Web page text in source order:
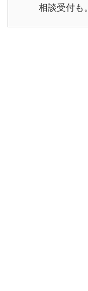
相談受付も。